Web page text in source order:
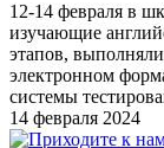
12-14 февраля в
изучающие
этапов,
электронном
системы
14 февраля 2024